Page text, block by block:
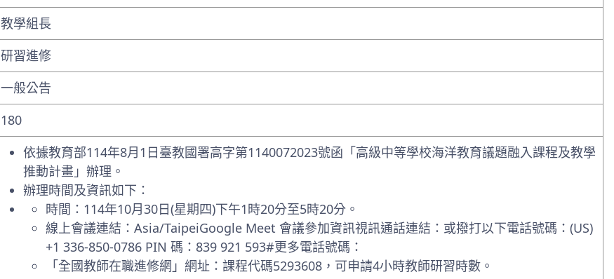
教學組長
研習進修
一般公告
180
依據教育部114年8月1日臺教國署高字第1140072023號函「高級中等學校海洋教育議題融入課程及教學
推動計畫」辦理。
辦理時間及資訊如下：
時間：114年10月30日(星期四)下午1時20分至5時20分。
線上會議連結：Asia/TaipeiGoogle Meet 會議參加資訊視訊通話連結：或撥打以下電話號碼：‪(US)
+1 336-850-0786‬ PIN 碼：‪839 921 593‬#更多電話號碼：
「全國教師在職進修網」網址：課程代碼5293608，可申請4小時教師研習時數。